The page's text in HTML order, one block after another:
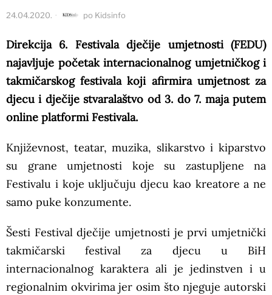
24.04.2020. po Kidsinfo
Direkcija 6. Festivala dječije umjetnosti (FEDU)
najavljuje početak internacionalnog umjetničkog i
takmičarskog festivala koji afirmira umjetnost za
djecu i dječije stvaralaštvo od 3. do 7. maja putem
online platformi Festivala.
Književnost, teatar, muzika, slikarstvo i kiparstvo
su grane umjetnosti koje su zastupljene na
Festivalu i koje uključuju djecu kao kreatore a ne
samo puke konzumente.
Šesti Festival dječije umjetnosti je prvi umjetnički
takmičarski festival za djecu u BiH
internacionalnog karaktera ali je jedinstven i u
regionalnim okvirima jer osim što njeguje autorski